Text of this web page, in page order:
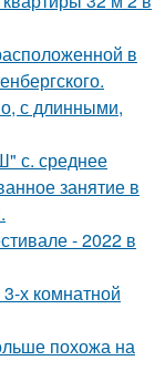
в
с длинными,
с. среднее
занятие в
- 2022 в
х комнатной
похожа на